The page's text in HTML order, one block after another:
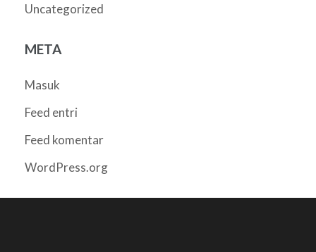
Uncategorized
META
Masuk
Feed entri
Feed komentar
WordPress.org